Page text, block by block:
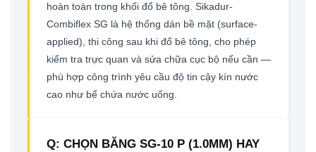
hoàn toàn trong khối đổ bê tông. Sikadur-
Combiflex SG là hệ thống dán bề mặt (surface-
applied), thi công sau khi đổ bê tông, cho phép
kiểm tra trực quan và sửa chữa cục bộ nếu cần —
phù hợp công trình yêu cầu độ tin cậy kín nước
cao như bể chứa nước uống.
Q: CHỌN BĂNG SG-10 P (1.0MM) HAY